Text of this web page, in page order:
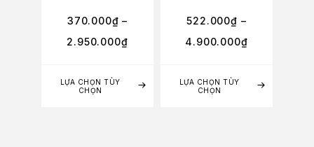
LỰA CHỌN TÙY
CHỌN
370.000₫ –
2.950.000₫
LỰA CHỌN TÙY
CHỌN
522.000₫ –
4.900.000₫